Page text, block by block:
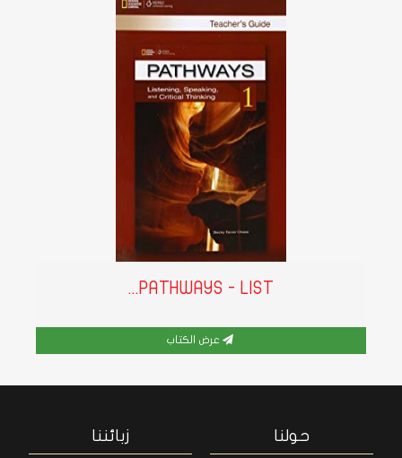
PATHWAYS - LIST...
عرض الكتاب
حولنا زبائننا